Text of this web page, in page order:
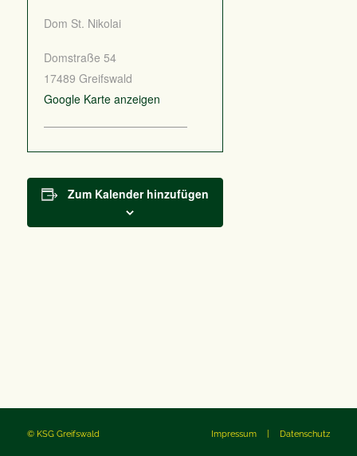
Dom St. Nikolai
Domstraße 54
17489 Greifswald
Google Karte anzeigen
Zum Kalender hinzufügen
© KSG Greifswald Impressum Datenschutz